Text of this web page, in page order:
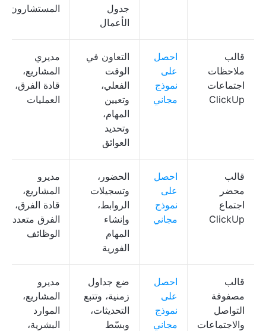
جدول
الأعمال
المستشارون
قالب
ملاحظات
اجتماعات
ClickUp
احصل
على
نموذج
مجاني
التعاون في
الوقت
الفعلي،
وتعيين
المهام،
وتحديد
العوائق
مديري
المشاريع،
قادة الفرق،
العمليات
قالب
محضر
اجتماع
ClickUp
احصل
على
نموذج
مجاني
الحضور،
وتسجيلات
الروابط،
وإنشاء
المهام
الفورية
مديرو
المشاريع،
قادة الفرق،
الفرق متعددة
الوظائف
قالب
مصفوفة
التواصل
والاجتماعات
احصل
على
نموذج
مجاني
ضع جداول
زمنية، وتتبع
التحديثات،
وبسّط
مديرو
المشاريع،
الموارد
البشرية،